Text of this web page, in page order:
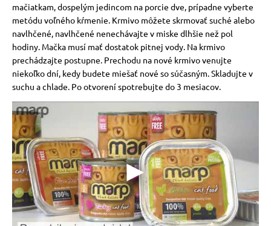
mačiatkam, dospelým jedincom na porcie dve, prípadne vyberte
metódu voľného kŕmenie. Krmivo môžete skrmovať suché alebo
navlhčené, navlhčené nenechávajte v miske dlhšie než pol
hodiny. Mačka musí mať dostatok pitnej vody. Na krmivo
prechádzajte postupne. Prechodu na nové krmivo venujte
niekoľko dní, kedy budete miešať nové so súčasným. Skladujte v
suchu a chlade. Po otvorení spotrebujte do 3 mesiacov.